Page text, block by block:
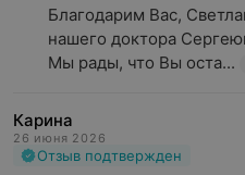
инъекционные
(плазмотерапия,
ботулотоксина);
и др.
Благодарим Вас,
нашего доктора
Мы рады, что Вы оста...
Карина
26 июня 2026
Отзыв подтвержден